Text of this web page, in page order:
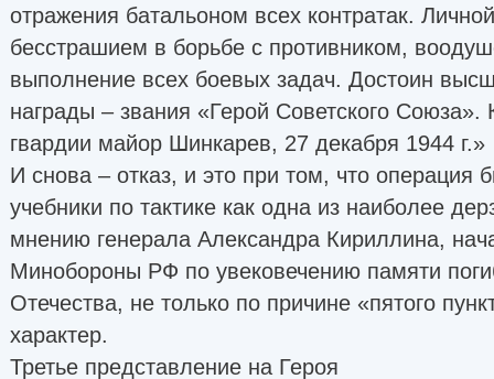
отражения батальоном всех контратак.
бесстрашием в борьбе с противником,
выполнение всех боевых задач. Достоин
награды – звания «Герой Советского
гвардии майор Шинкарев, 27 декабря 1944 г.»
И снова – отказ, и это при том, что операция
учебники по тактике как одна из наиболее
мнению генерала Александра Кириллина,
Минобороны РФ по увековечению памяти
Отечества, не только по причине «пятого
характер.
Третье представление на Героя